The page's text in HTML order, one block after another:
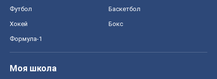
Футбол Баскетбол
Хокей Бокс
Формула-1
Моя школа